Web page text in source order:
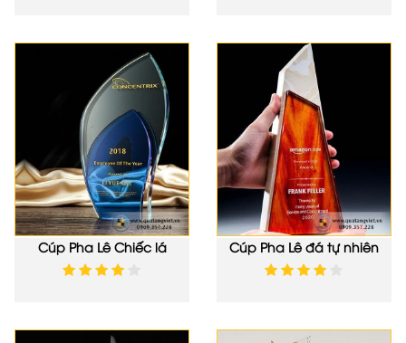
Cúp Pha Lê Chiếc lá
QTV048
Cúp Pha Lê đá tự nhiên
QTV049